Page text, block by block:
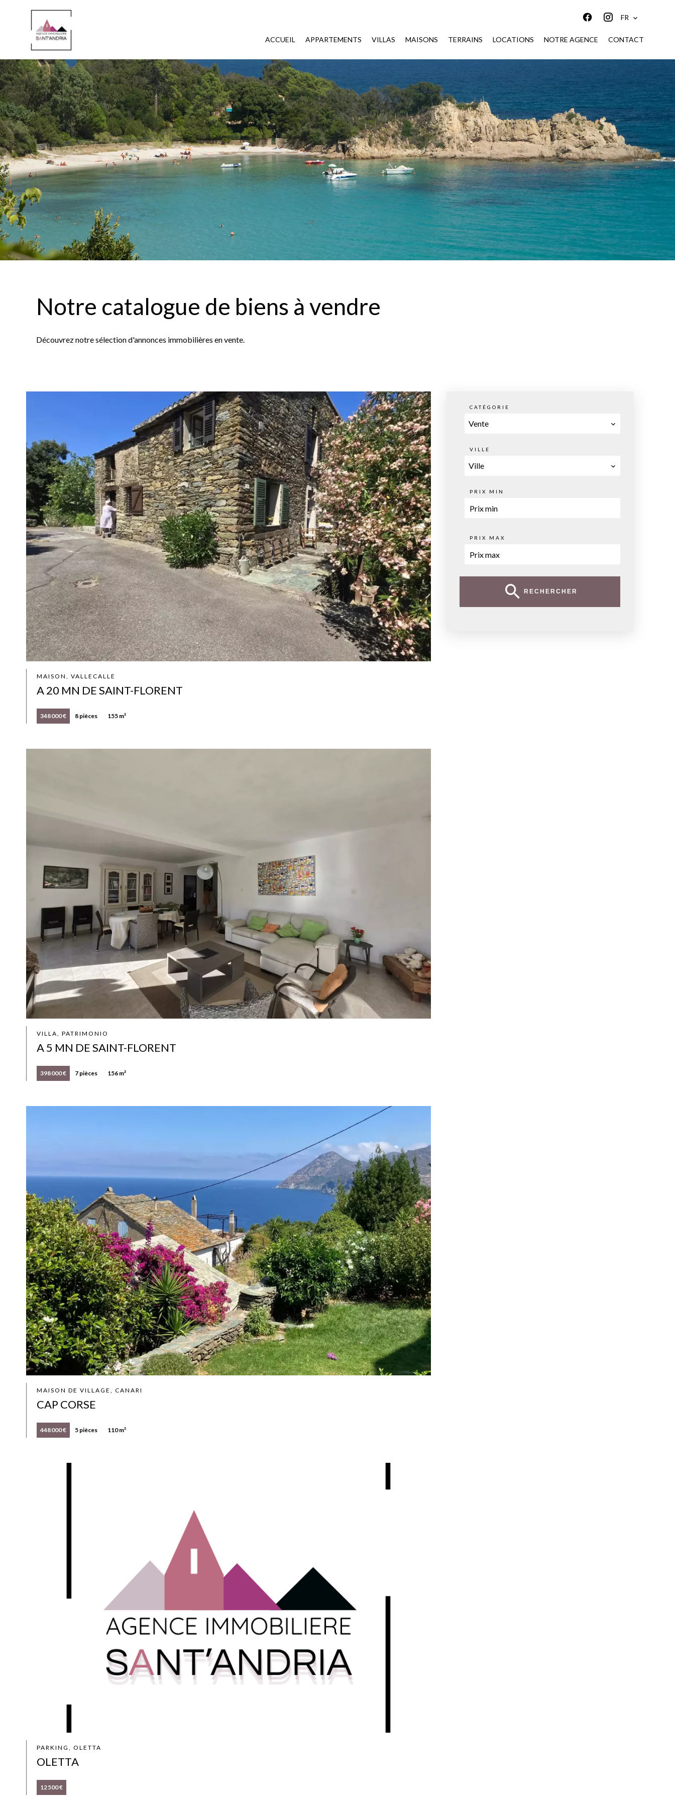
FR
ACCUEIL APPARTEMENTS VILLAS MAISONS TERRAINS LOCATIONS NOTRE AGENCE CONTACT
Notre catalogue de biens à vendre
Découvrez notre sélection d'annonces immobilières en vente.
MAISON, VALLECALLE
A 20 MN DE SAINT-FLORENT
348 000 € 8 pièces 155 m²
VILLA, PATRIMONIO
A 5 MN DE SAINT-FLORENT
398 000 € 7 pièces 156 m²
MAISON DE VILLAGE, CANARI
CAP CORSE
448 000 € 5 pièces 110 m²
PARKING, OLETTA
OLETTA
12 500 €
CATÉGORIE
Vente
VILLE
Ville
PRIX MIN
PRIX MAX
RECHERCHER